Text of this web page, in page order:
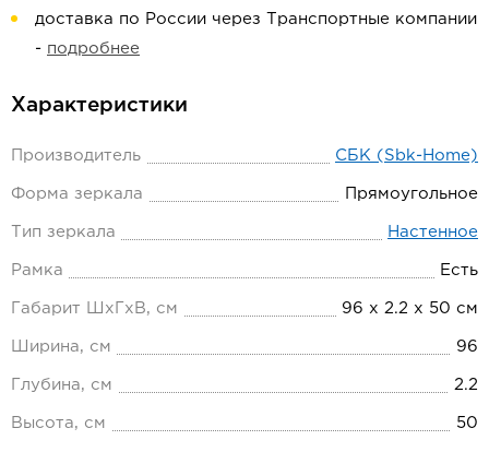
доставка по России через Транспортные компании
- подробнее
Характеристики
Производитель СБК (Sbk-Home)
Форма зеркала Прямоугольное
Тип зеркала Настенное
Рамка Есть
Габарит ШхГхВ, см 96 х 2.2 х 50 см
Ширина, см 96
Глубина, см 2.2
Высота, см 50